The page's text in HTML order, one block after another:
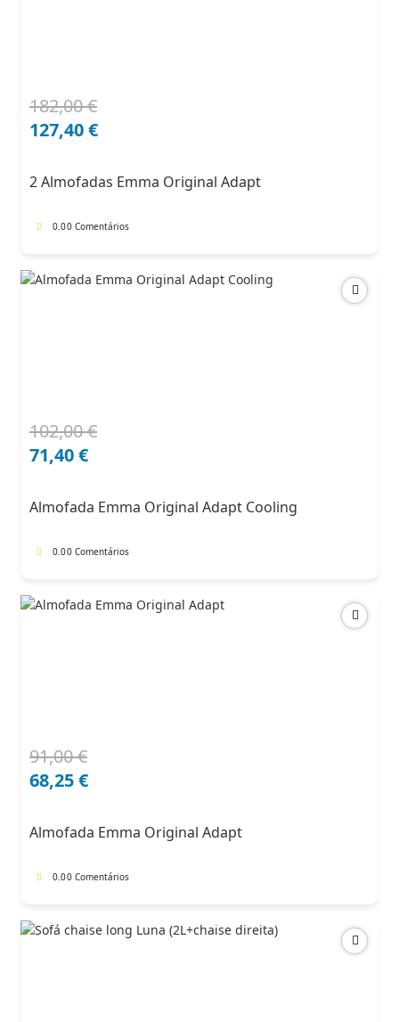
182,00€
O
preço
182,00 €.
127,40€
O
preço
127,40 €.
2 Almofadas Emma Original Adapt
0.00 Comentários
102,00€
O
preço
102,00 €.
71,40€
O
preço
71,40 €.
Almofada Emma Original Adapt Cooling
0.00 Comentários
91,00€
O
preço
91,00 €.
68,25€
O
preço
68,25 €.
Almofada Emma Original Adapt
0.00 Comentários